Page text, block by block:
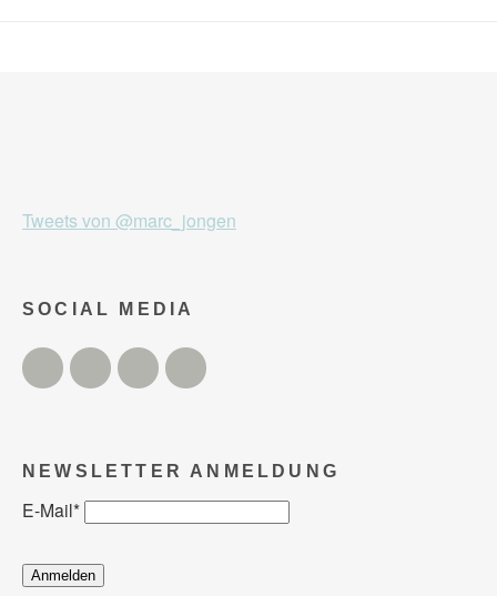
Tweets von @marc_jongen
SOCIAL MEDIA
Twitter FacebookInstagram
NEWSLETTER ANMELDUNG
E-Mail*